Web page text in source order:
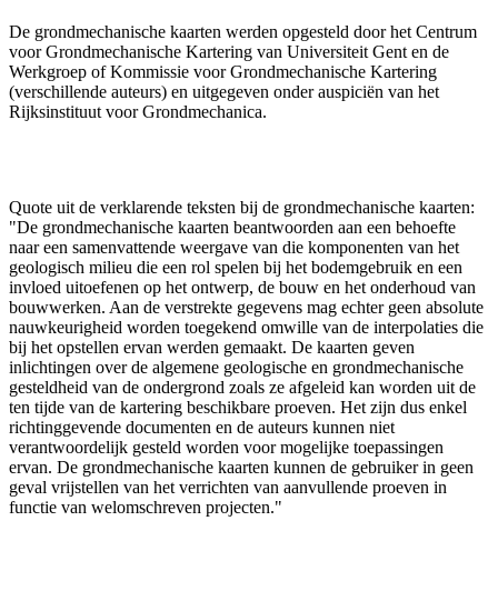
De grondmechanische kaarten werden opgesteld door het Centrum
voor Grondmechanische Kartering van Universiteit Gent en de
Werkgroep of Kommissie voor Grondmechanische Kartering
(verschillende auteurs) en uitgegeven onder auspiciën van het
Rijksinstituut voor Grondmechanica.
Quote uit de verklarende teksten bij de grondmechanische kaarten:
"De grondmechanische kaarten beantwoorden aan een behoefte
naar een samenvattende weergave van die komponenten van het
geologisch milieu die een rol spelen bij het bodemgebruik en een
invloed uitoefenen op het ontwerp, de bouw en het onderhoud van
bouwwerken. Aan de verstrekte gegevens mag echter geen absolute
nauwkeurigheid worden toegekend omwille van de interpolaties die
bij het opstellen ervan werden gemaakt. De kaarten geven
inlichtingen over de algemene geologische en grondmechanische
gesteldheid van de ondergrond zoals ze afgeleid kan worden uit de
ten tijde van de kartering beschikbare proeven. Het zijn dus enkel
richtinggevende documenten en de auteurs kunnen niet
verantwoordelijk gesteld worden voor mogelijke toepassingen
ervan. De grondmechanische kaarten kunnen de gebruiker in geen
geval vrijstellen van het verrichten van aanvullende proeven in
functie van welomschreven projecten."